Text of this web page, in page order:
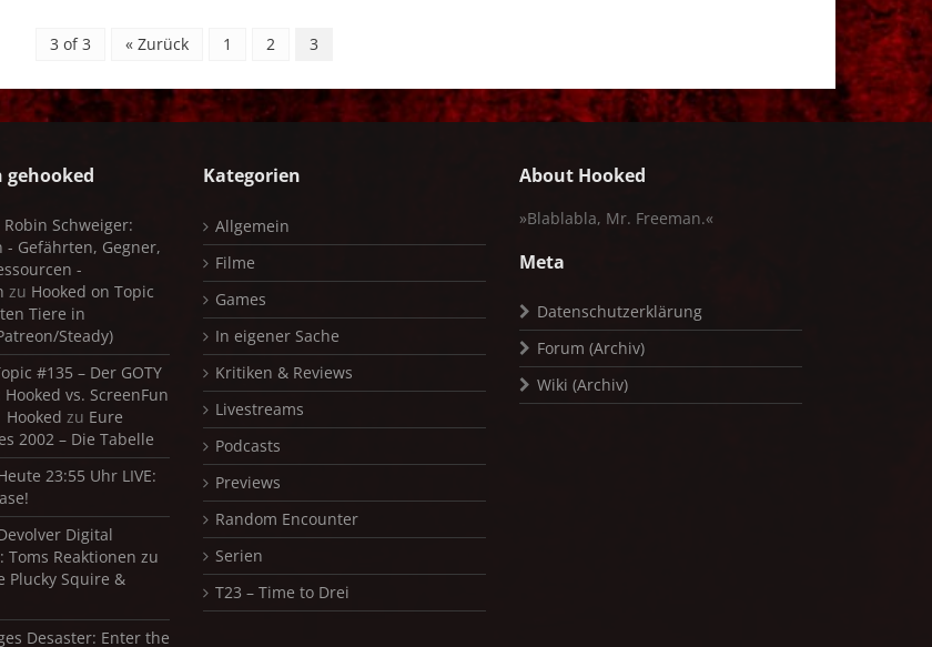
3 of 3 « Zurück 1 2 3
gehooked
Schweiger:
- Gefährten, Gegner,
-
zu Hooked on Topic
Tiere in
Steady)
#135 – Der GOTY
vs. ScreenFun
Hooked zu Eure
2002 – Die Tabelle
23:55 Uhr LIVE:
Digital
Toms Reaktionen zu
Plucky Squire &
Desaster: Enter the
Kategorien
Allgemein
Filme
Games
In eigener Sache
Kritiken & Reviews
Livestreams
Podcasts
Previews
Random Encounter
Serien
T23 – Time to Drei
About Hooked
»Blablabla, Mr. Freeman.«
Meta
Datenschutzerklärung
Forum (Archiv)
Wiki (Archiv)